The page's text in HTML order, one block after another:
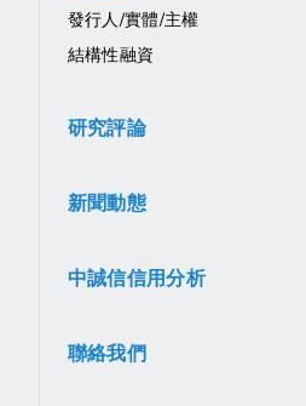
發行人/實體/主權
結構性融資
研究評論
新聞動態
中誠信信用分析
聯絡我們